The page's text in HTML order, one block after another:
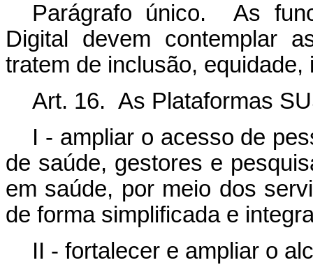
Parágrafo único. As
Digital devem contemplar
tratem de inclusão,
Art. 16. As Plataformas
I - ampliar o acesso de
de saúde, gestores e
em saúde, por meio dos
de forma simplificada e
II - fortalecer e ampliar o